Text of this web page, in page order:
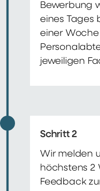
Bewerbung
eines Tages
einer
jeweiligen
Schritt 2
Wir melden
höchstens 2
Feedback